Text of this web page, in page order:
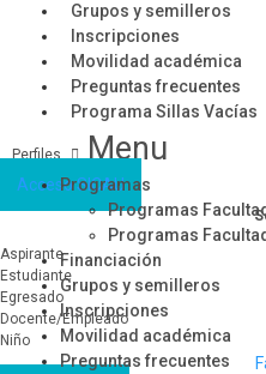
Grupos y semilleros
Inscripciones
Movilidad académica
Preguntas frecuentes
Programa Sillas Vacías
Menu
Programas
Programas
Programas
Financiación
Grupos y semilleros
Inscripciones
Movilidad académica
Preguntas frecuentes
Acceso SICAU
Aspirante
Estudiante
Egresado
Docente/Empleado
Niño